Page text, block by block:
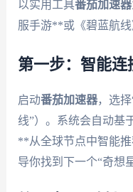
以实用工具番茄加速器
服手游**或《碧蓝航线
第一步：智能连
启动番茄加速器，选
线”）。系统会自动基
**从全球节点中智能
导你找到下一个“奇想